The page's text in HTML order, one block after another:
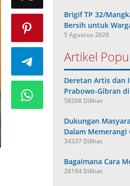
Brigif TP 32/
Bersih untuk
5 Agustus 2026
Artikel
Deretan Artis dan
Prabowo-Gibran
58268 Dilihat
Dukungan
Dalam Memerangi
34337 Dilihat
Bagaimana Cara
28194 Dilihat